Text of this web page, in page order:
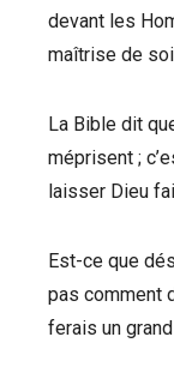
devant les
maîtrise de
La Bible dit
méprisent ;
laisser Dieu
Est-ce que
pas comment
ferais un